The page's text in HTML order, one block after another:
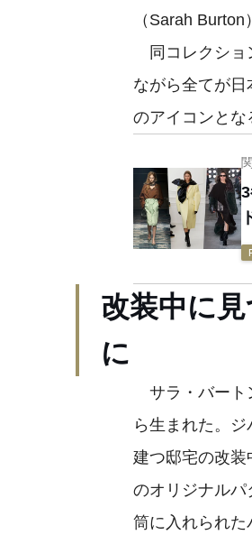
（Sarah
同コレクショ
ながら全てが
のアイコンとな
改装中に
に
サラ・バート
ら生まれた。
建つ邸宅の改装
のオリジナル
筒に入れられた